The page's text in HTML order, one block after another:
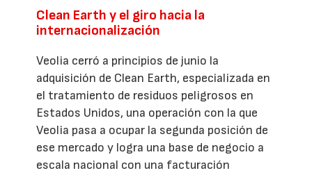
Clean Earth y el giro hacia la
internacionalización
Veolia cerró a principios de junio la
adquisición de Clean Earth, especializada en
el tratamiento de residuos peligrosos en
Estados Unidos, una operación con la que
Veolia pasa a ocupar la segunda posición de
ese mercado y logra una base de negocio a
escala nacional con una facturación